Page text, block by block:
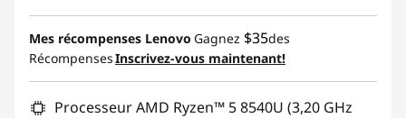
Mes récompenses Lenovo Gagnez $35des
RécompensesInscrivez-vous maintenant!
Processeur AMD Ryzen™ 5 8540U (3,20 GHz